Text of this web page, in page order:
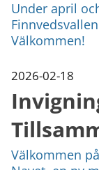
Under april
Välkommen!
2026-02-18
Välkommen